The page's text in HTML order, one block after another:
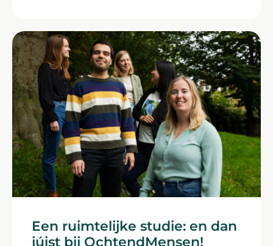
Een ruimtelijke studie: en dan
júist bij Ochtend­Mensen!